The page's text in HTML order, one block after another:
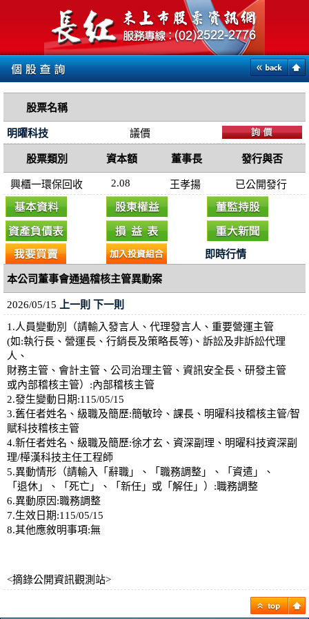
股票名稱
明曜科技 議價
股票類別 資本額 董事長 發行與否
興櫃一環保回收 2.08 王孝揚 已公開發行
即時行情
本公司董事會通過稽核主管異動案
2026/05/15 上一則 下一則
1.人員變動別（請輸入發言人、代理發言人、重要營運主管
(如:執行長、營運長、行銷長及策略長等)、訴訟及非訴訟代理
人、
財務主管、會計主管、公司治理主管、資訊安全長、研發主管
或內部稽核主管）:內部稽核主管
2.發生變動日期:115/05/15
3.舊任者姓名、級職及簡歷:簡敏玲、課長、明曜科技稽核主管/智
賦科技稽核主管
4.新任者姓名、級職及簡歷:徐才玄、資深副理、明曜科技資深副
理/樺漢科技主任工程師
5.異動情形（請輸入「辭職」、「職務調整」、「資遣」、
「退休」、「死亡」、「新任」或「解任」）:職務調整
6.異動原因:職務調整
7.生效日期:115/05/15
8.其他應敘明事項:無
<摘錄公開資訊觀測站>